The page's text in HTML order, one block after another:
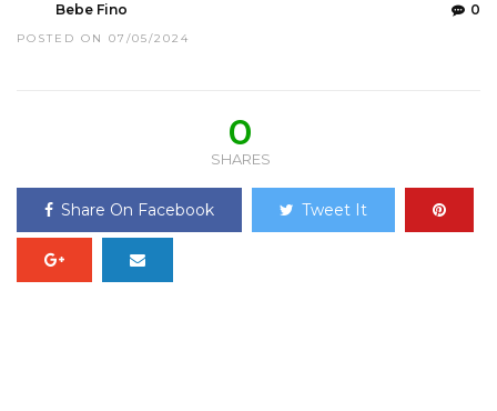
Bebe Fino
POSTED ON 07/05/2024
0
0
SHARES
Share On Facebook Tweet It